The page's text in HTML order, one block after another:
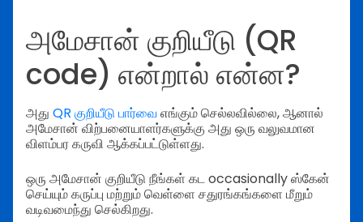
அமேசான் குறியீடு (QR
code) என்றால் என்ன?
அது QR குறியீடு பார்வைஎங்கும் செல்லவில்லை, ஆனால்
அமேசான் விற்பனையாளர்களுக்கு அது ஒரு வலுவமான
விளம்பர கருவி ஆக்கப்பட்டுள்ளது.
ஒரு அமேசான் குறியீடு நீங்கள் கட occasionally ஸ்கேன்
செய்யும் கருப்பு மற்றும் வெள்ளை சதுரங்கங்களை மீறும்
வடிவமைந்து செல்கிறது.